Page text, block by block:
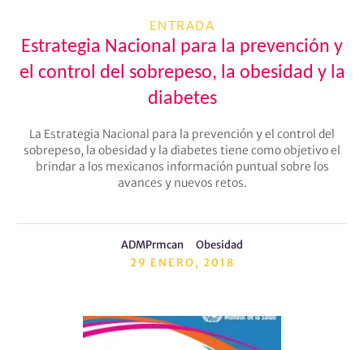
ENTRADA
Estrategia Nacional para la prevención y
el control del sobrepeso, la obesidad y la
diabetes
La Estrategia Nacional para la prevención y el control del
sobrepeso, la obesidad y la diabetes tiene como objetivo el
brindar a los mexicanos información puntual sobre los
avances y nuevos retos.
ADMPrmcan
Obesidad
29 ENERO, 2018